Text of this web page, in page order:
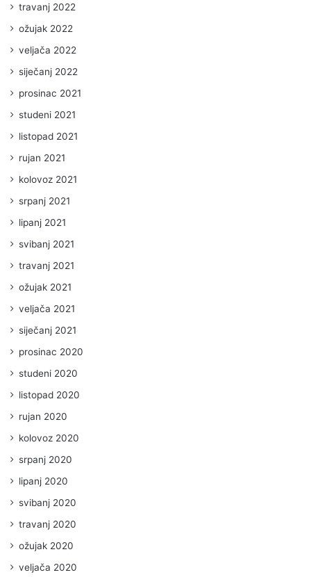
travanj 2022
ožujak 2022
veljača 2022
siječanj 2022
prosinac 2021
studeni 2021
listopad 2021
rujan 2021
kolovoz 2021
srpanj 2021
lipanj 2021
svibanj 2021
travanj 2021
ožujak 2021
veljača 2021
siječanj 2021
prosinac 2020
studeni 2020
listopad 2020
rujan 2020
kolovoz 2020
srpanj 2020
lipanj 2020
svibanj 2020
travanj 2020
ožujak 2020
veljača 2020